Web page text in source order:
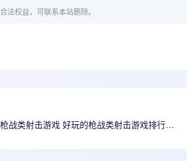
权益，可联系本站删除。
战类射击游戏 好玩的枪战类射击游戏排行榜